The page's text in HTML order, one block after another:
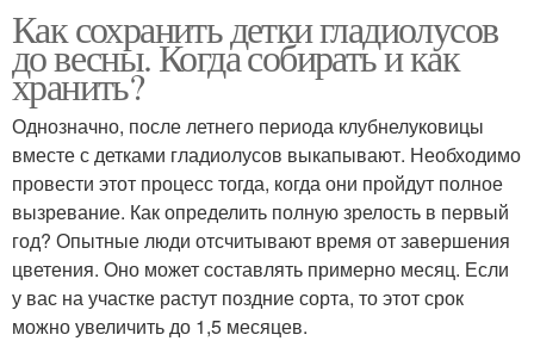
Как сохранить детки гладиолусов
до весны. Когда собирать и как
хранить?
Однозначно, после летнего периода клубнелуковицы
вместе с детками гладиолусов выкапывают. Необходимо
провести этот процесс тогда, когда они пройдут полное
вызревание. Как определить полную зрелость в первый
год? Опытные люди отсчитывают время от завершения
цветения. Оно может составлять примерно месяц. Если
у вас на участке растут поздние сорта, то этот срок
можно увеличить до 1,5 месяцев.